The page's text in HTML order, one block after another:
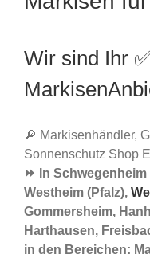
Wir sind Ihr
🔎 Markisenhändler,
Sonnenschutz Shop
⏩ In
Westheim (Pfalz),
Gommersheim,
Harthausen,
in den Bereichen: